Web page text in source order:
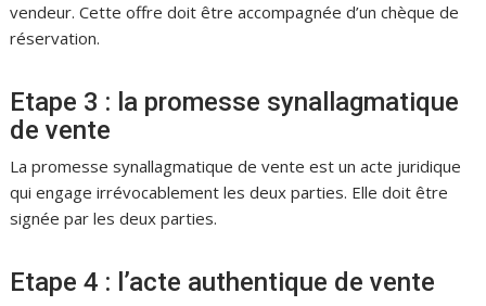
vendeur. Cette offre doit être accompagnée d’un chèque de
réservation.
Etape 3 : la promesse synallagmatique
de vente
La promesse synallagmatique de vente est un acte juridique
qui engage irrévocablement les deux parties. Elle doit être
signée par les deux parties.
Etape 4 : l’acte authentique de vente